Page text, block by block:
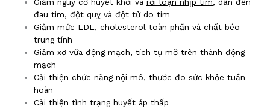
đau tim, đột quỵ và đột tử do tim
Giảm mức LDL , cholesterol toàn phần và chất béo
trung tính
Giảmxơ vữa động mạch, tích tụ mỡ trên thành động
mạch
Cải thiện chức năng nội mô, thước đo sức khỏe tuần
hoàn
Cải thiện tình trạng huyết áp thấp